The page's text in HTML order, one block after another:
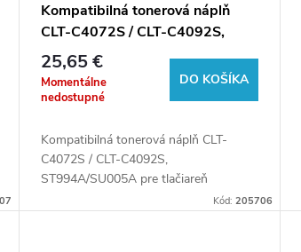
Kompatibilná tonerová náplň
CLT-C4072S / CLT-C4092S,
ST994A/SU005A, 1000 listov
pre tlačiarne Samsung
25,65 €
Momentálne
nedostupné
DO KOŠÍKA
Kompatibilná tonerová náplň CLT-
C4072S / CLT-C4092S,
ST994A/SU005A pre tlačiareň
Kód: 205706